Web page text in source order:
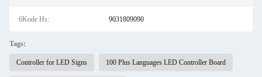
6Kode Hs: 9031809090
Tags:
Controller for LED Signs 100 Plus Languages LED Controller Board